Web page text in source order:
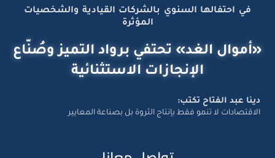
في احتفالها السنوي بالشركات القيادية والشخصيات
المؤثرة
«أموال الغد» تحتفي برواد التميز وصُنّاع
الإنجازات الاستثنائية
دينا عبد الفتاح تكتب:
الاقتصادات لا تنمو فقط بإنتاج الثروة بل بصناعة المعايير